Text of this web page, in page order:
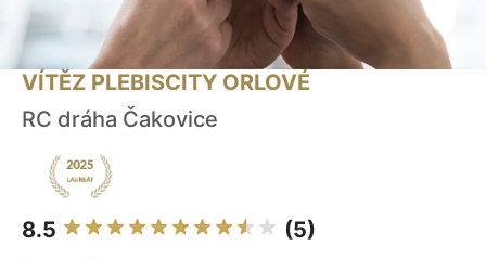
VÍTĚZ PLEBISCITY ORLOVÉ
RC dráha Čakovice
8.5 (5)